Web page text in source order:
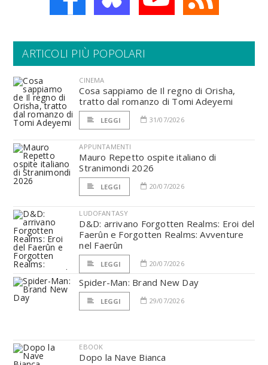
ARTICOLI PIÙ POPOLARI
CINEMA
Cosa sappiamo de Il regno di Orisha,
tratto dal romanzo di Tomi Adeyemi
LEGGI 31/07/2026
APPUNTAMENTI
Mauro Repetto ospite italiano di
Stranimondi 2026
LEGGI 20/07/2026
LUDOFANTASY
D&D: arrivano Forgotten Realms: Eroi del
Faerûn e Forgotten Realms: Avventure
nel Faerûn
LEGGI 20/07/2026
Spider-Man: Brand New Day
LEGGI 29/07/2026
EBOOK
Dopo la Nave Bianca